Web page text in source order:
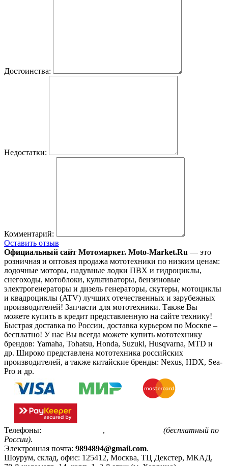
Достоинства:
Недостатки:
Комментарий:
Оставить отзыв
Официальный сайт Мотомаркет. Moto-Market.Ru — это
розничная и оптовая продажа мототехники по низким ценам:
лодочные моторы, надувные лодки ПВХ и гидроциклы,
снегоходы, мотоблоки, культиваторы, бензиновые
электрогенераторы и дизель генераторы, скутеры, мотоциклы
и квадроциклы (ATV) лучших отечественных и зарубежных
производителей! Запчасти для мототехники. Также Вы
можете купить в кредит представленную на сайте технику!
Быстрая доставка по России, доставка курьером по Москве –
бесплатно! У нас Вы всегда можете купить мототехнику
брендов: Yamaha, Tohatsu, Honda, Suzuki, Husqvarna, MTD и
др. Широко представлена мототехника российских
производителей, а также китайские бренды: Nexus, HDX, Sea-
Pro и др.
Телефоны: ,
(бесплатный по
России).
Электронная почта: 9894894@gmail.com.
Шоурум, склад, офис: 125412, Москва, ТЦ Декстер, МКАД,